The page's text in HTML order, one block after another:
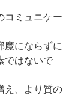
コミュニケー
魔にならずに
ではないで
え、より質の